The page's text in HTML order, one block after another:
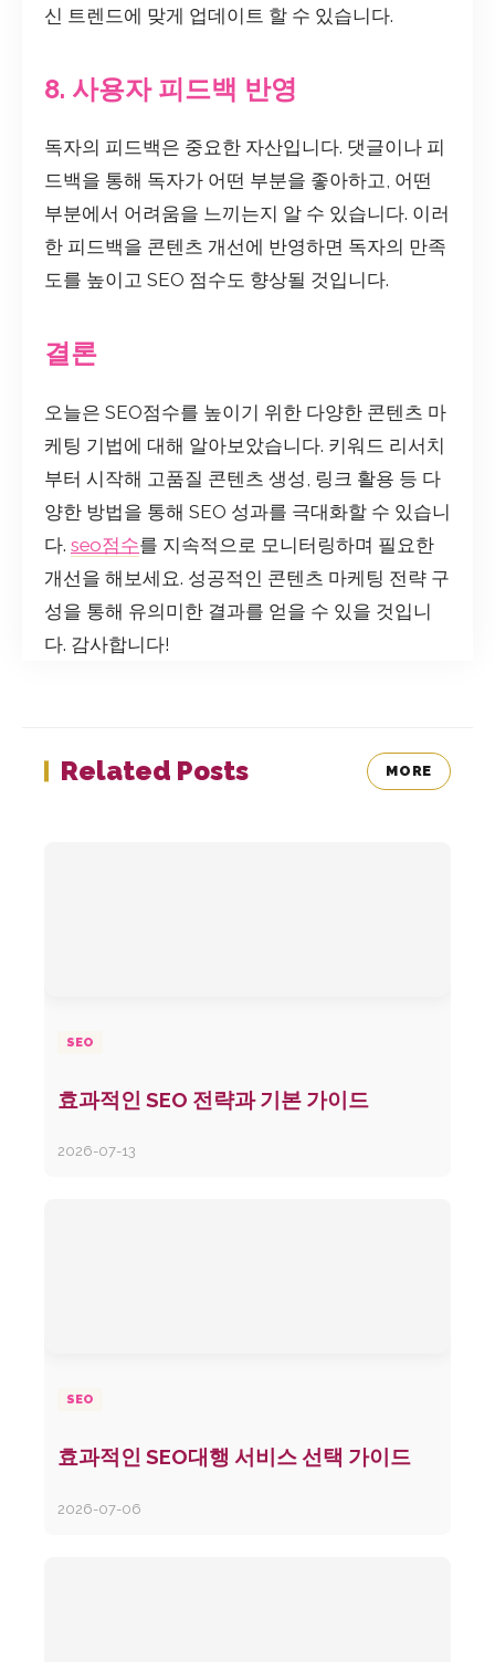
신 트렌드에 맞게 업데이트 할 수 있습니다.
8. 사용자 피드백 반영
독자의 피드백은 중요한 자산입니다. 댓글이나 피
드백을 통해 독자가 어떤 부분을 좋아하고, 어떤
부분에서 어려움을 느끼는지 알 수 있습니다. 이러
한 피드백을 콘텐츠 개선에 반영하면 독자의 만족
도를 높이고 SEO 점수도 향상될 것입니다.
결론
오늘은 SEO점수를 높이기 위한 다양한 콘텐츠 마
케팅 기법에 대해 알아보았습니다. 키워드 리서치
부터 시작해 고품질 콘텐츠 생성, 링크 활용 등 다
양한 방법을 통해 SEO 성과를 극대화할 수 있습니
다. seo점수를 지속적으로 모니터링하며 필요한
개선을 해보세요. 성공적인 콘텐츠 마케팅 전략 구
성을 통해 유의미한 결과를 얻을 수 있을 것입니
다. 감사합니다!
Related Posts MORE
SEO
효과적인 SEO 전략과 기본 가이드
2026-07-13
SEO
효과적인 SEO대행 서비스 선택 가이드
2026-07-06